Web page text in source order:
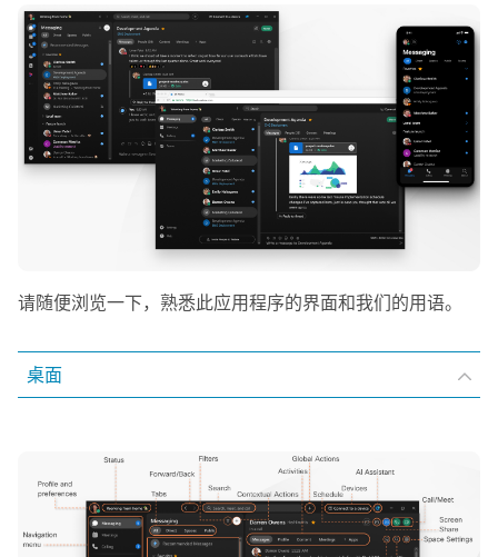
请随便浏览一下，熟悉此应用程序的界面和我们的用语。
桌面